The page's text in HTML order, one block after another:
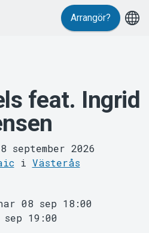
Arrangör?
feat. Ingrid
september 2026
i Västerås
08 sep 18:00
19:00